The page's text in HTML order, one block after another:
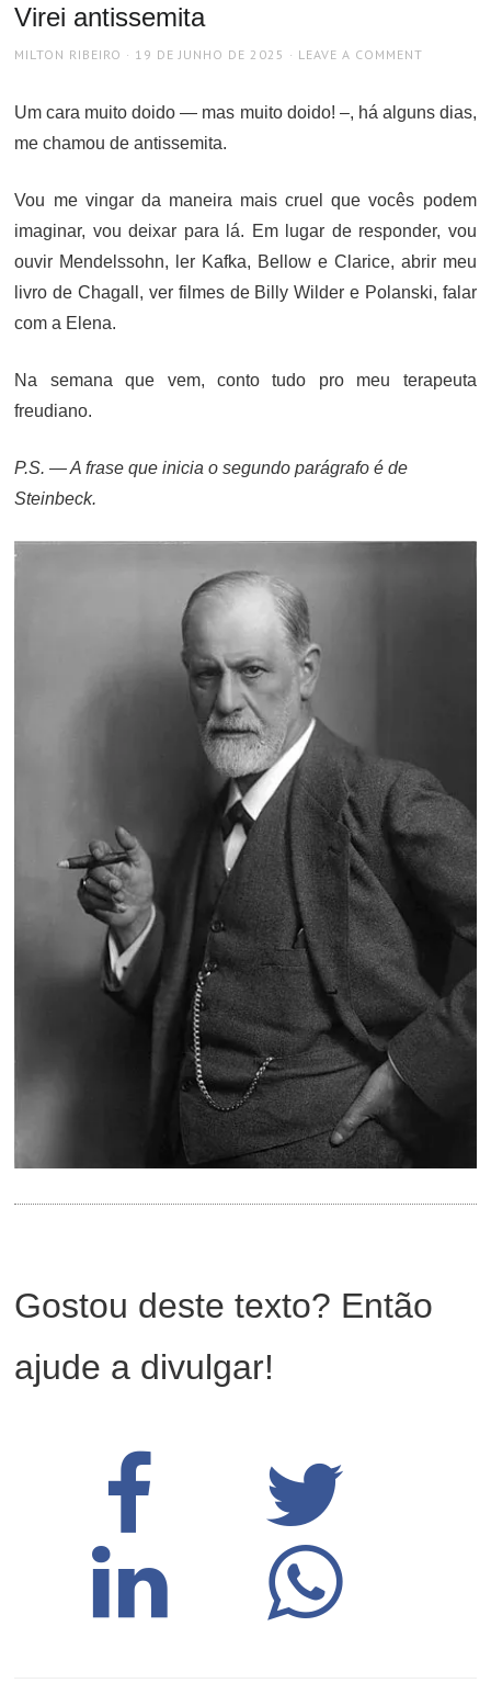
Virei antissemita
AUTHOR
MILTON RIBEIRO
POSTED
19 DE JUNHO DE 2025 LEAVE A COMMENT
Um cara muito doido — mas muito doido! –, há alguns dias,
me chamou de antissemita.
Vou me vingar da maneira mais cruel que vocês podem
imaginar, vou deixar para lá. Em lugar de responder, vou
ouvir Mendelssohn, ler Kafka, Bellow e Clarice, abrir meu
livro de Chagall, ver filmes de Billy Wilder e Polanski, falar
com a Elena.
Na semana que vem, conto tudo pro meu terapeuta
freudiano.
P.S. — A frase que inicia o segundo parágrafo é de
Steinbeck.
Gostou deste texto? Então
ajude a divulgar!